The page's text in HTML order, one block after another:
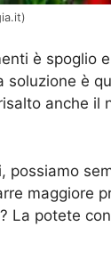
è spoglio
soluzione è
anche il
possiamo
maggiore
La potete